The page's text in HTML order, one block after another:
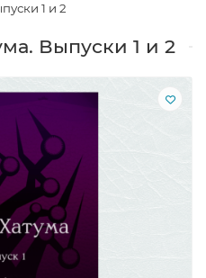
1 и 2
Выпуски 1 и 2